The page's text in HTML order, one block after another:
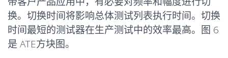
换。切换时间将影响总体测试列表执行时间。切换
时间最短的测试器在生产测试中的效率最高。图 6
是 ATE方块图。